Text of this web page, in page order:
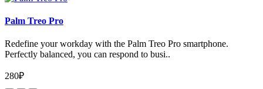
Palm Treo Pro
Redefine your workday with the Palm Treo Pro smartphone.
Perfectly balanced, you can respond to busi..
280₽